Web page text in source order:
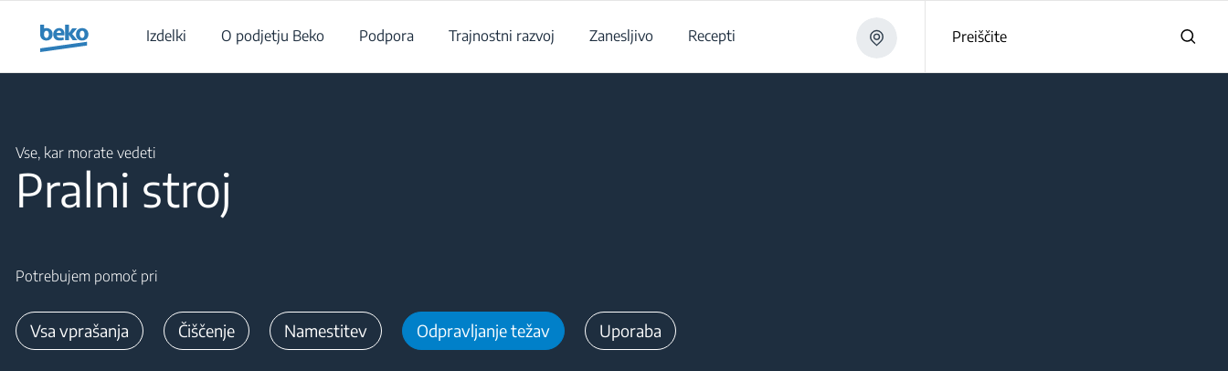
Izdelki
O podjetju Beko Podpora Trajnostni razvoj Zanesljivo Recepti Preiščite
Vse, kar morate vedeti
Pralni stroj
Potrebujem pomoč pri
Vsa vprašanja Čiščenje Namestitev Odpravljanje težav Uporaba